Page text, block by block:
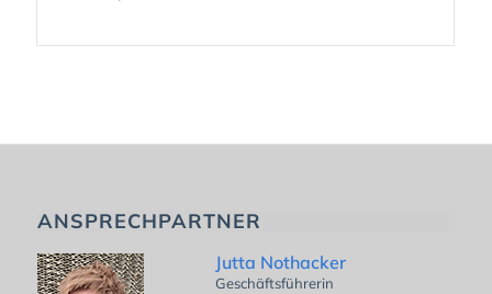
ANSPRECHPARTNER
Jutta Nothacker
Geschäftsführerin